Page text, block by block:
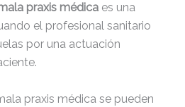
praxis médicaes una
el profesional sanitario
por una actuación
praxis médica se pueden